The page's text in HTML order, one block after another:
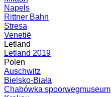
Napels
Rittner Bahn
Stresa
Venetië
Letland
Letland 2019
Polen
Auschwitz
Bielsko-Biała
Chabówka spoorwegmuseum